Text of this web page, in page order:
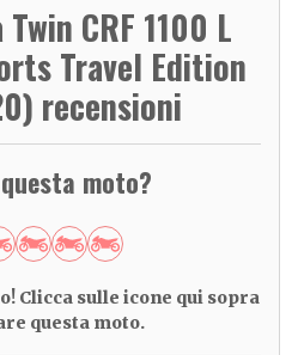
CRF 1100 L
Travel Edition
recensioni
moto?
Clicca sulle icone qui sopra
questa moto.